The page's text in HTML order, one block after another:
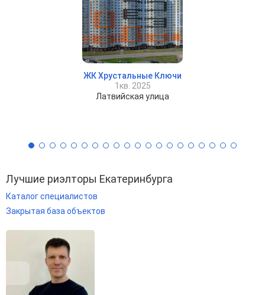
ЖК Хрустальные Ключи
1кв. 2025
Латвийская улица
Лучшие риэлторы Екатеринбурга
Каталог специалистов
Закрытая база объектов